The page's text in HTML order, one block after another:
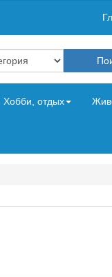
Хобби, отдых